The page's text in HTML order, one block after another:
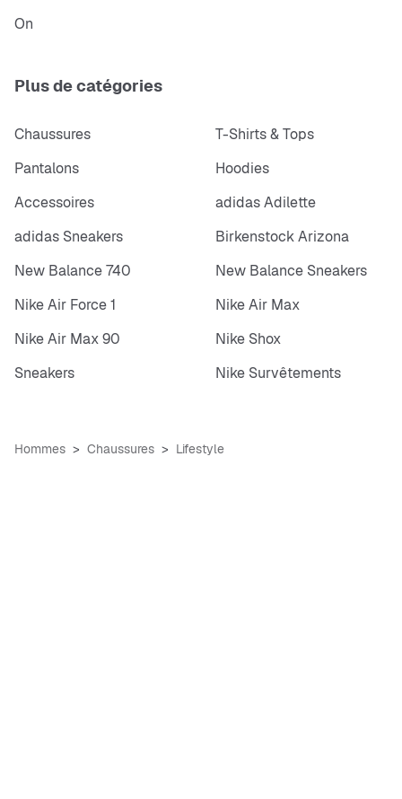
On
Plus de catégories
Chaussures
T-Shirts & Tops
Pantalons
Hoodies
Accessoires
adidas Adilette
adidas Sneakers
Birkenstock Arizona
New Balance 740
New Balance Sneakers
Nike Air Force 1
Nike Air Max
Nike Air Max 90
Nike Shox
Sneakers
Nike Survêtements
Hommes Chaussures Lifestyle